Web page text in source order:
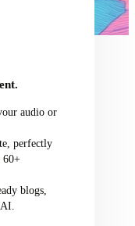
audio or
perfectly
60+
blogs,